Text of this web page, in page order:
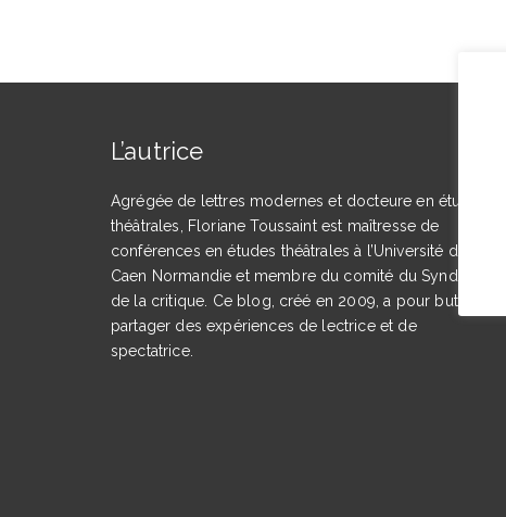
L’autrice
Agrégée de lettres modernes et docteure en études
théâtrales, Floriane Toussaint est maîtresse de
conférences en études théâtrales à l’Université de
Caen Normandie et membre du comité du Syndicat
de la critique. Ce blog, créé en 2009, a pour but de
partager des expériences de lectrice et de
spectatrice.